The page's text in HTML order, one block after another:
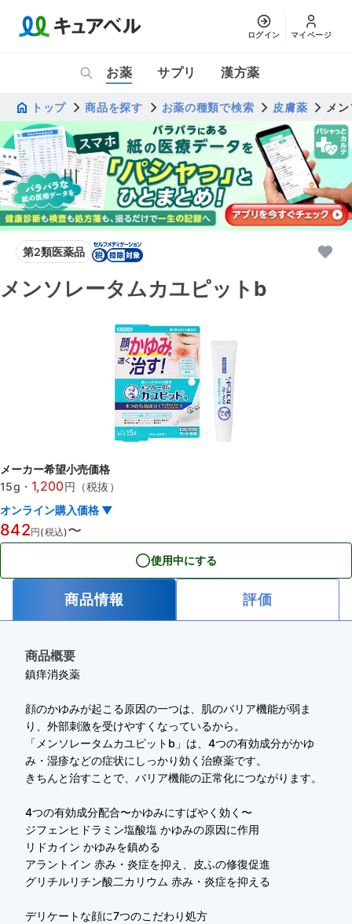
ログイン マイページ
お薬 サプリ 漢方薬
トップ 商品を探す お薬の種類で検索 皮膚薬 メ
第2類医薬品
メンソレータムカユピットb
メーカー希望小売価格
15g ・ 1,200 円（税抜）
オンライン購入価格 ▼
842円(税込)〜
使用中にする
商品情報 評価
商品概要
鎮痒消炎薬
顔のかゆみが起こる原因の一つは、肌のバリア機能が弱ま
り、外部刺激を受けやすくなっているから。
「メンソレータムカユピットb」は、4つの有効成分がかゆ
み・湿疹などの症状にしっかり効く治療薬です。
きちんと治すことで、バリア機能の正常化につながります。
4つの有効成分配合〜かゆみにすばやく効く〜
ジフェンヒドラミン塩酸塩 かゆみの原因に作用
リドカイン かゆみを鎮める
アラントイン 赤み・炎症を抑え、皮ふの修復促進
グリチルリチン酸二カリウム 赤み・炎症を抑える
デリケートな顔に7つのこだわり処方